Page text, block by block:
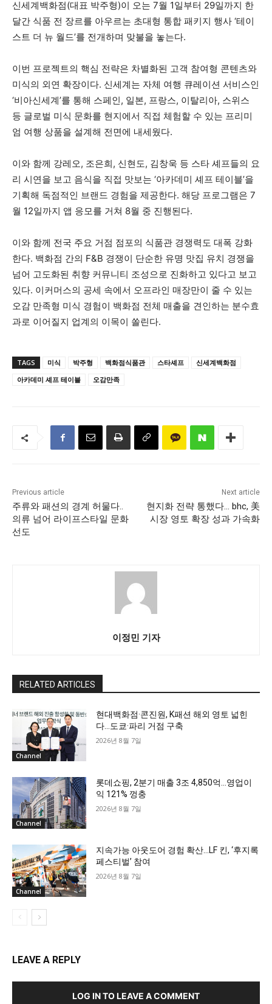
신세계백화점(대표 박주형)이 오는 7월 1일부터 29일까지 한
달간 식품 전 장르를 아우르는 초대형 통합 패키지 행사 ‘테이
스트 더 뉴 월드’를 전개하며 맞불을 놓는다.
이번 프로젝트의 핵심 전략은 차별화된 고객 참여형 콘텐츠와
미식의 외연 확장이다. 신세계는 자체 여행 큐레이션 서비스인
‘비아신세계’를 통해 스페인, 일본, 프랑스, 이탈리아, 스위스
등 글로벌 미식 문화를 현지에서 직접 체험할 수 있는 프리미
엄 여행 상품을 설계해 전면에 내세웠다.
이와 함께 강레오, 조은희, 신현도, 김창욱 등 스타 셰프들의 요
리 시연을 보고 음식을 직접 맛보는 ‘아카데미 셰프 테이블’을
기획해 독점적인 브랜드 경험을 제공한다. 해당 프로그램은 7
월 12일까지 앱 응모를 거쳐 8월 중 진행된다.
이와 함께 전국 주요 거점 점포의 식품관 경쟁력도 대폭 강화
한다. 백화점 간의 F&B 경쟁이 단순한 유명 맛집 유치 경쟁을
넘어 고도화된 취향 커뮤니티 조성으로 진화하고 있다고 보고
있다. 이커머스의 공세 속에서 오프라인 매장만이 줄 수 있는
오감 만족형 미식 경험이 백화점 전체 매출을 견인하는 분수효
과로 이어질지 업계의 이목이 쏠린다.
TAGS 미식 박주형 백화점식품관 스타셰프
신세계백화점
아카데미 셰프 테이블
오감만족
Previous article
주류와 패션의 경계 허물다..
의류 넘어 라이프스타일 문화
선도
Next article
현지화 전략 통했다… bhc, 美
시장 영토 확장 성과 가속화
이정민 기자
RELATED ARTICLES
Channel
현대백화점·콘진원, K패션 해외 영토 넓힌
다…도쿄·파리 거점 구축
2026년 8월 7일
Channel
롯데쇼핑, 2분기 매출 3조 4,850억…영업이
익 121% 껑충
2026년 8월 7일
Channel
지속가능 아웃도어 경험 확산…LF 킨, ‘후지록
페스티벌’ 참여
2026년 8월 7일
LEAVE A REPLY
LOG IN TO LEAVE A COMMENT